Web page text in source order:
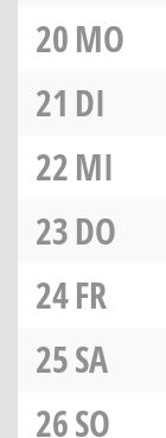
20MO
21 DI
22MI
23DO
24FR
25SA
26SO